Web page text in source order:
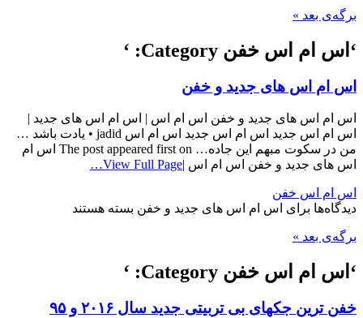
برگه‌ی بعد »
‘اس ام اس خفن Category: ‘
اس ام اس های جدید و خفن
اس ام اس های جدید و خفن اس ام اس | اس ام اس های جدید |
اس ام اس جدید اس ام اس جدید اس ام اس jadid • یادت باشد …
من در سکوت مبهم این جاده… The post appeared first on اس ام
اس های جدید و خفن اس ام اس |View Full Page…
اس ام اس خفن
دیدگاه‌ها برای اس ام اس های جدید و خفن بسته هستند
برگه‌ی بعد »
‘اس ام اس خفن Category: ‘
خفن ترین جکهای بی تربیتی جدید سال ۲۰۱۶ و ۹۵